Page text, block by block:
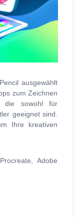
ausgewählt
zum Zeichnen
die sowohl für
geeignet sind.
Ihre kreativen
Adobe